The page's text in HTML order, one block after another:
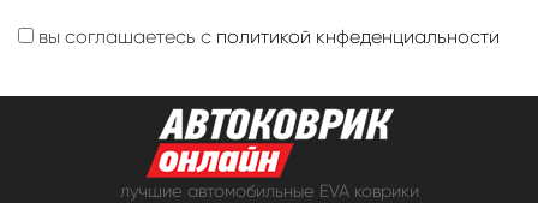
вы соглашаетесь с политикой кнфеденциальности
лучшие автомобильные EVA коврики